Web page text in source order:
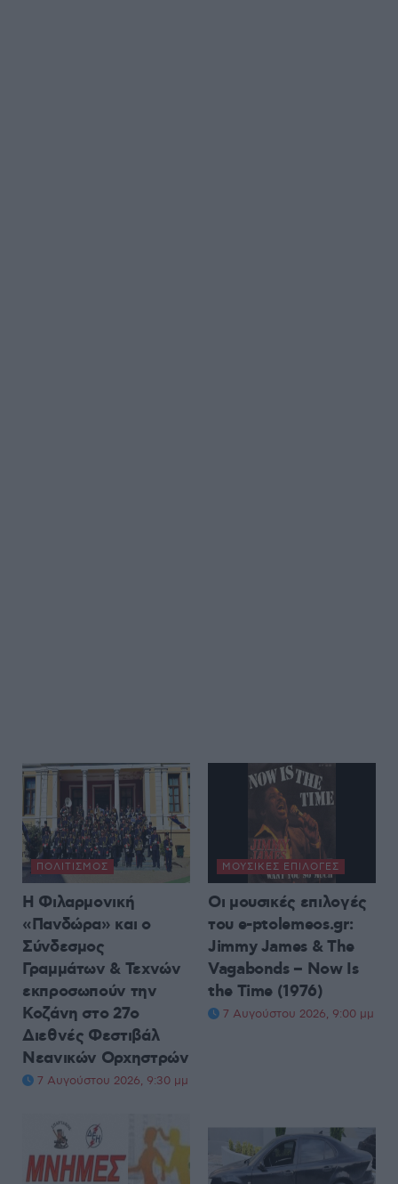
ΠΟΛΙΤΙΣΜΌΣ
Η Φιλαρμονική
«Πανδώρα» και ο
Σύνδεσμος
Γραμμάτων & Τεχνών
εκπροσωπούν την
Κοζάνη στο 27ο
Διεθνές Φεστιβάλ
Νεανικών Ορχηστρών
7 Αυγούστου 2026, 9:30 μμ
ΜΟΥΣΙΚΈΣ ΕΠΙΛΟΓΈΣ
Οι μουσικές επιλογές
του e-ptolemeos.gr:
Jimmy James & The
Vagabonds – Now Is
the Time (1976)
7 Αυγούστου 2026, 9:00 μμ